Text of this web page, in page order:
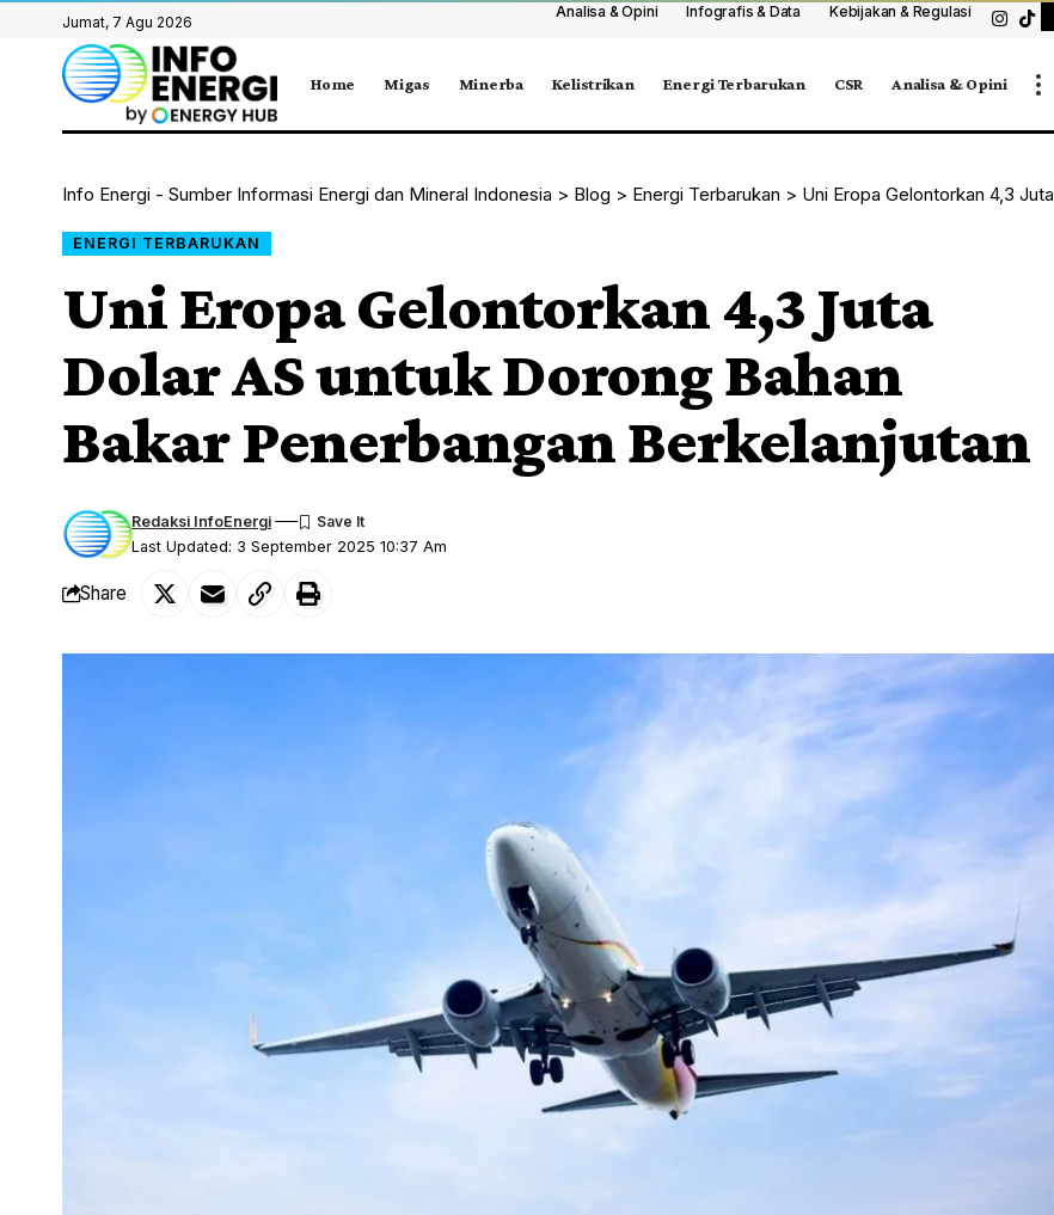
Jumat, 7 Agu 2026
Analisa & Opini Infografis & Data Kebijakan & Regulasi
Home Migas Minerba Kelistrikan Energi Terbarukan CSR Analisa & Opini
Info Energi - Sumber Informasi Energi dan Mineral Indonesia > Blog > Energi Terbarukan > Uni Eropa Gelontorkan 4,3 Juta Dolar AS untuk Dorong Bahan Bakar Penerbangan Berkelanjutan
ENERGI TERBARUKAN
Uni Eropa Gelontorkan 4,3 Juta
Dolar AS untuk Dorong Bahan
Bakar Penerbangan Berkelanjutan
Last Updated: 3 September 2025 10:37 Am
Redaksi InfoEnergi
Share